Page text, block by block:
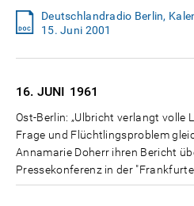
Deutschlandradio Berlin,
15. Juni 2001
16. JUNI 1961
Ost-Berlin: „Ulbricht verlangt volle
Frage und Flüchtlingsproblem
Annamarie Doherr ihren Bericht
Pressekonferenz in der